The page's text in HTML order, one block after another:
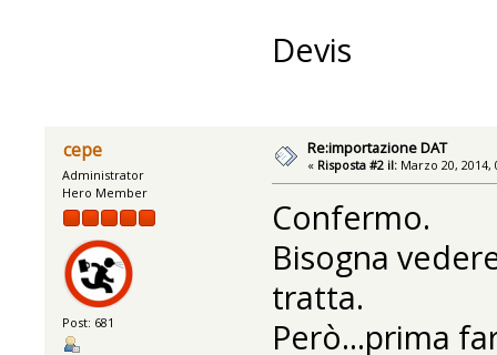
Devis
cepe
Administrator
Hero Member
Post: 681
Re:importazione DAT
« Risposta #2 il: Marzo 20, 2014,
Confermo.
Bisogna
tratta.
Però...prima